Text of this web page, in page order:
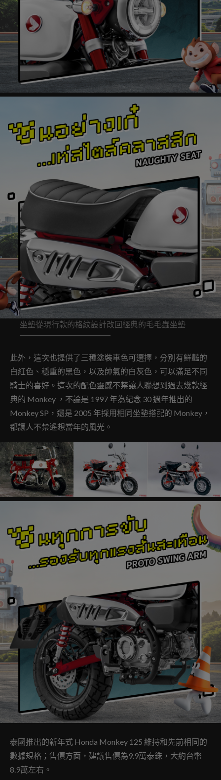
坐墊從現行款的格紋設計改回經典的毛毛蟲坐墊
此外，這次也提供了三種塗裝車色可選擇，分別有鮮豔的
白紅色、穩重的黑色，以及帥氣的白灰色，可以滿足不同
騎士的喜好。這次的配色靈感不禁讓人聯想到過去幾款經
典的 Monkey ，不論是 1997 年為紀念 30 週年推出的
Monkey SP，還是 2005 年採用相同坐墊搭配的 Monkey，
都讓人不禁遙想當年的風光。
泰國推出的新年式 Honda Monkey 125 維持和先前相同的
數據規格；售價方面，建議售價為9.9萬泰銖，大約台幣
8.9萬左右。